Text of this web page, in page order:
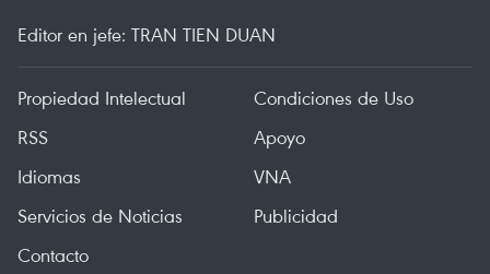
Editor en jefe: TRAN TIEN DUAN
Propiedad Intelectual
Condiciones de Uso
RSS
Apoyo
Idiomas
VNA
Servicios de Noticias
Publicidad
Contacto